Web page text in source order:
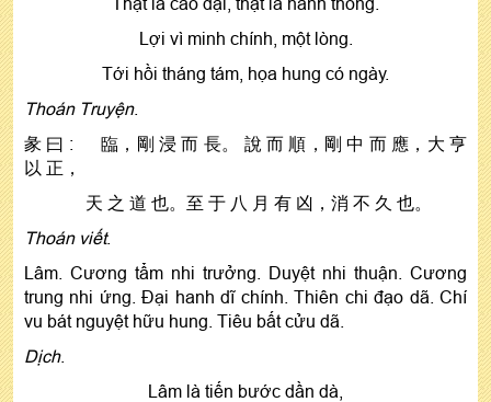
Lợi vì minh chính, một lòng.
Tới hồi tháng tám, họa hung có ngày.
Thoán Truyện.
彖 曰 : 臨，剛 浸 而 長。 說 而 順，剛 中 而 應，大 亨
以 正，
天 之 道 也。至 于 八 月 有 凶，消 不 久 也。
Thoán viết.
Lâm. Cương tẩm nhi trưởng. Duyệt nhi thuận. Cương
trung nhi ứng. Đại hanh dĩ chính. Thiên chi đạo dã. Chí
vu bát nguyệt hữu hung. Tiêu bất cửu dã.
Dịch.
Lâm là tiến bước dần dà,